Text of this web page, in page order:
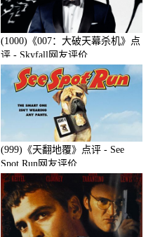
(1000)《007：大破天幕杀机》点
评 - Skyfall网友评价
(999)《天翻地覆》点评 - See
Spot Run网友评价